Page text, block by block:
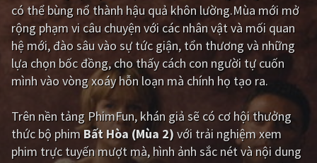
Phiêu lưu Hài hước
Viễn tưởng Khoa học - Tài liệu
Hoạt hình Thể thao
Tình cảm - Lãng mạn
Giật gân Gia đình
có thể bùng nổ thành hậu quả khôn lường.Mùa mới mở
rộng phạm vi câu chuyện với các nhân vật và mối quan
hệ mới, đào sâu vào sự tức giận, tổn thương và những
lựa chọn bốc đồng, cho thấy cách con người tự cuốn
mình vào vòng xoáy hỗn loạn mà chính họ tạo ra.
Trên nền tảng PhimFun, khán giả sẽ có cơ hội thưởng
thức bộ phimBất Hòa (Mùa 2)với trải nghiệm xem
phim trực tuyến mượt mà, hình ảnh sắc nét và nội dung